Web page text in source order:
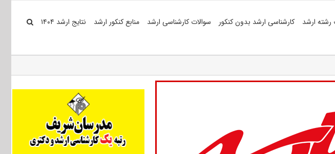
رشته ارشد کارشناسی ارشد بدون کنکور سوالات کارشناسی ارشد منابع کنکور ارشد نتایج ارشد ۱۴۰۴